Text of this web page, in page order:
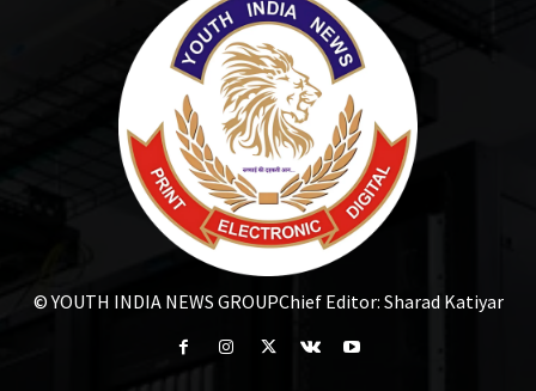
© YOUTH INDIA NEWS GROUPChief Editor: Sharad Katiyar